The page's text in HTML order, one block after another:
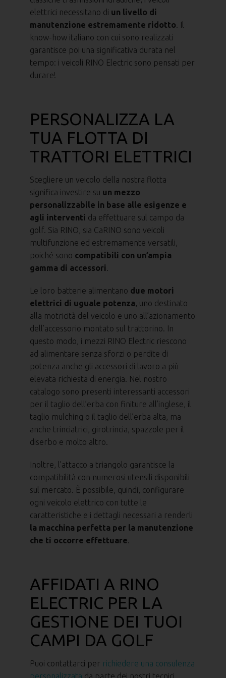
elettrici necessitano di un livello di
manutenzione estremamente ridotto. Il
know-how italiano con cui sono realizzati
garantisce poi una significativa durata nel
tempo: i veicoli RINO Electric sono pensati per
durare!
PERSONALIZZA LA
TUA FLOTTA DI
TRATTORI ELETTRICI
Scegliere un veicolo della nostra flotta
significa investire su un mezzo
personalizzabile in base alle esigenze e
agli interventi da effettuare sul campo da
golf. Sia RINO, sia CaRINO sono veicoli
multifunzione ed estremamente versatili,
poiché sono compatibili con un’ampia
gamma di accessori.
Le loro batterie alimentano due motori
elettrici di uguale potenza, uno destinato
alla motricità del veicolo e uno all’azionamento
dell’accessorio montato sul trattorino. In
questo modo, i mezzi RINO Electric riescono
ad alimentare senza sforzi o perdite di
potenza anche gli accessori di lavoro a più
elevata richiesta di energia. Nel nostro
catalogo sono presenti interessanti accessori
per il taglio dell’erba con finiture all’inglese, il
taglio mulching o il taglio dell’erba alta, ma
anche trinciatrici, girotrincia, spazzole per il
diserbo e molto altro.
Inoltre, l’attacco a triangolo garantisce la
compatibilità con numerosi utensili disponibili
sul mercato. È possibile, quindi, configurare
ogni veicolo elettrico con tutte le
caratteristiche e i dettagli necessari a renderli
la macchina perfetta per la manutenzione
che ti occorre effettuare.
AFFIDATI A RINO
ELECTRIC PER LA
GESTIONE DEI TUOI
CAMPI DA GOLF
Puoi contattarci per richiedere una consulenza
personalizzata da parte dei nostri tecnici